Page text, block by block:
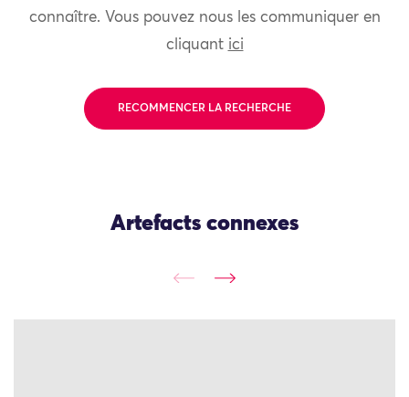
connaître. Vous pouvez nous les communiquer en
cliquant ici
RECOMMENCER LA RECHERCHE
Artefacts connexes